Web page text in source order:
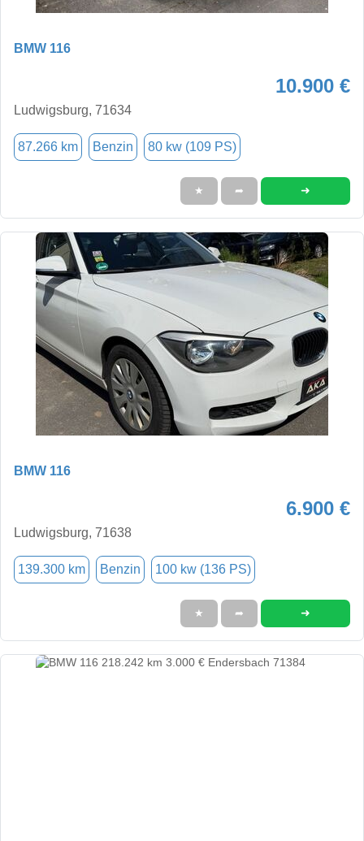
BMW 116
10.900 €
Ludwigsburg, 71634
87.266 km Benzin 80 kw (109 PS)
★ ➦ ➜
BMW 116
6.900 €
Ludwigsburg, 71638
139.300 km Benzin 100 kw (136 PS)
★ ➦ ➜